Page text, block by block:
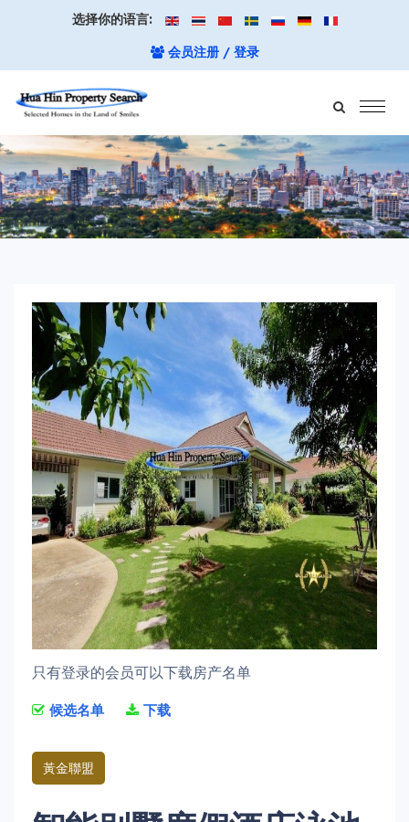
选择你的语言:
会员注册 / 登录
只有登录的会员可以下载房产名单
候选名单 下载
黃金聯盟